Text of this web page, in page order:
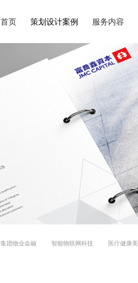
首页 策划设计案例 服务内容
首页 策划设计案例 服务内容
集团物业金融 智能物联网科技 医疗健康